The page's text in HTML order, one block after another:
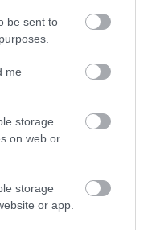
be sent to
me
storage
on web or
storage
or app.
azt
Prataszevics
aktivista,
utasának azonnali
fel.
tömör, határozott
jogellenes